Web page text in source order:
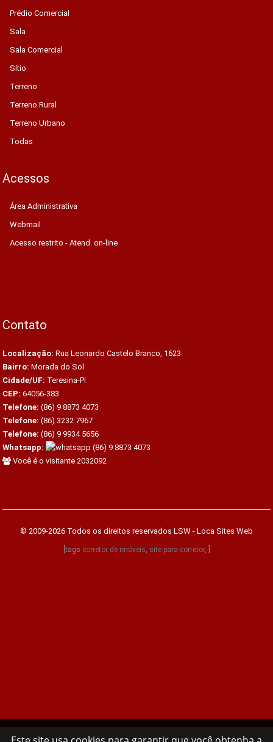
Prédio Comercial
Sala
Sala Comercial
Sítio
Terreno
Terreno Rural
Terreno Urbano
Todas
Acessos
Área Administrativa
Webmail
Acesso restrito - Atend. on-line
Contato
Localização: Rua Leonardo Castelo Branco, 1623
Bairro: Morada do Sol
Cidade/UF: Teresina-PI
CEP: 64056-383
Telefone: (86) 9 8873 4073
Telefone: (86) 3232 7967
Telefone: (86) 9 9934 5656
Whatsapp:
(86) 9 8873 4073
Você é o visitante 2032092
© 2009-2026 Todos os direitos reservados LSW - Loca Sites Web
[tags corretor de imóveis, site para corretor, ]